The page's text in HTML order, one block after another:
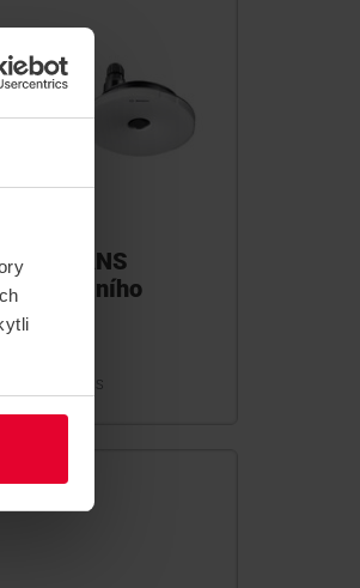
PRA-ANS
okolního
PRA-ANS